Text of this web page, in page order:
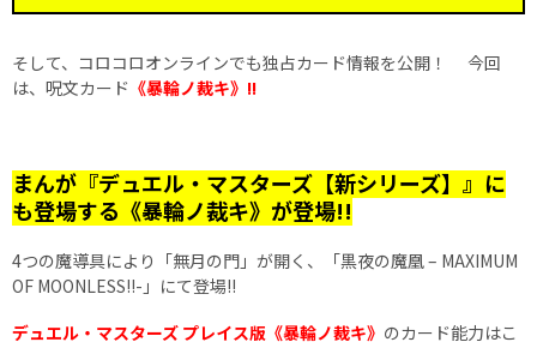
そして、コロコロオンラインでも独占カード情報を公開！ 今回
は、呪文カード 《暴輪ノ裁キ》 !!
まんが『デュエル・マスターズ【新シリーズ】』に
も登場する《暴輪ノ裁キ》が登場!!
4つの魔導具により「無月の門」が開く、「黒夜の魔凰 – MAXIMUM
OF MOONLESS!!-」にて登場!!
デュエル・マスターズ プレイス版《暴輪ノ裁キ》 のカード能力はこ